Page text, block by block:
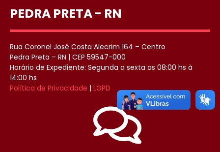
PEDRA PRETA - RN
Rua Coronel José Costa Alecrim 164 – Centro
Pedra Preta – RN | CEP 59547-000
Horário de Expediente: Segunda a sexta as 08:00 hs à
14:00 hs
Política de Privacidade | LGPD